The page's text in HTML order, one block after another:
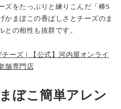
ズをたっぷりと練りこんだ「棒S
かまぼこの香ばしさとチーズのま
との相性も抜群です。
ーズ | 【公式】河内屋オンライ
舗専門店
ぼこ簡単アレン